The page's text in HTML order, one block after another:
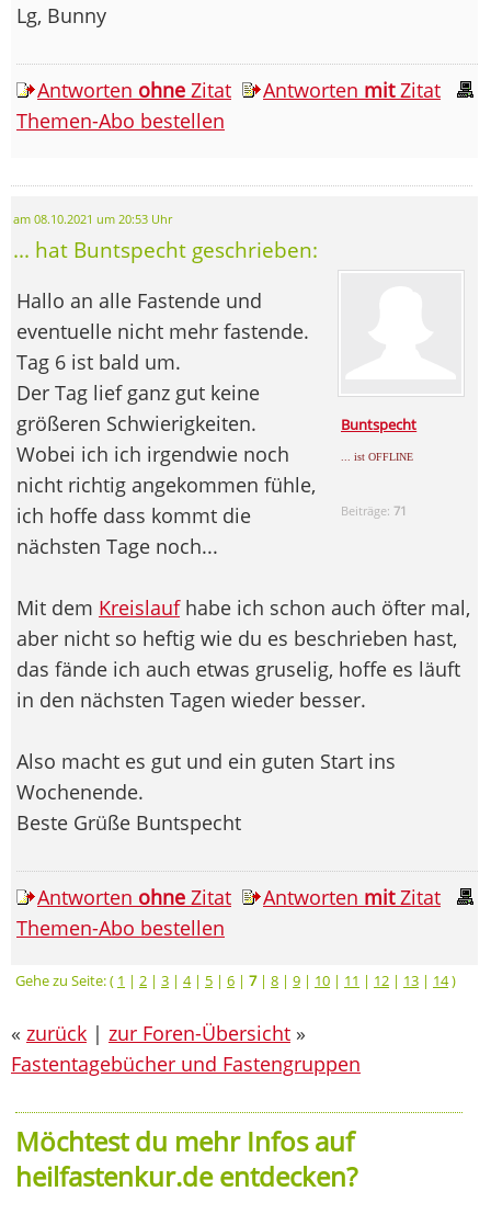
Lg, Bunny
Antworten ohne Zitat Antworten mitZitat
Themen-Abo bestellen
am 08.10.2021 um 20:53 Uhr
... hat Buntspecht geschrieben:
Buntspecht
... ist OFFLINE
Beiträge:71
Hallo an alle Fastende und
eventuelle nicht mehr fastende.
Tag 6 ist bald um.
Der Tag lief ganz gut keine
größeren Schwierigkeiten.
Wobei ich ich irgendwie noch
nicht richtig angekommen fühle,
ich hoffe dass kommt die
nächsten Tage noch...
Mit dem Kreislaufhabe ich schon auch öfter mal,
aber nicht so heftig wie du es beschrieben hast,
das fände ich auch etwas gruselig, hoffe es läuft
in den nächsten Tagen wieder besser.
Also macht es gut und ein guten Start ins
Wochenende.
Beste Grüße Buntspecht
Antworten ohne Zitat Antworten mitZitat
Themen-Abo bestellen
Gehe zu Seite: ( 1 | 2 | 3 | 4| 5 | 6 | 7| 8 | 9 | 10 | 11 | 12 | 13 | 14)
« zurück | zur Foren-Übersicht »
Fastentagebücher und Fastengruppen
Möchtest du mehr Infos auf
heilfastenkur.de entdecken?